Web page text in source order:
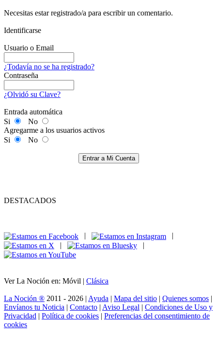
Necesitas estar registrado/a para escribir un comentario.
Identificarse
Usuario o Email
¿Todavía no se ha registrado?
Contraseña
¿Olvidó su Clave?
Entrada automática
Si
No
Agregarme a los usuarios activos
Si
No
Entrar a Mi Cuenta
DESTACADOS
|
|
Ver La Noción en: Móvil | Clásica
La Noción ® 2011 - 2026 | Ayuda | Mapa del sitio | Quienes somos |
Envíanos tu Noticia | Contacto | Aviso Legal | Condiciones de Uso y
Privacidad | Política de cookies | Preferencias del consentimiento de
cookies